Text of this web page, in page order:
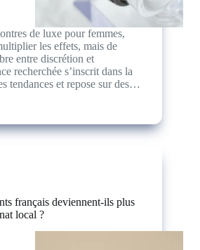
de luxe pour femmes,
les effets, mais de
entre discrétion et
recherchée s’inscrit dans la
tendances et repose sur des…
français deviennent-ils plus
local ?